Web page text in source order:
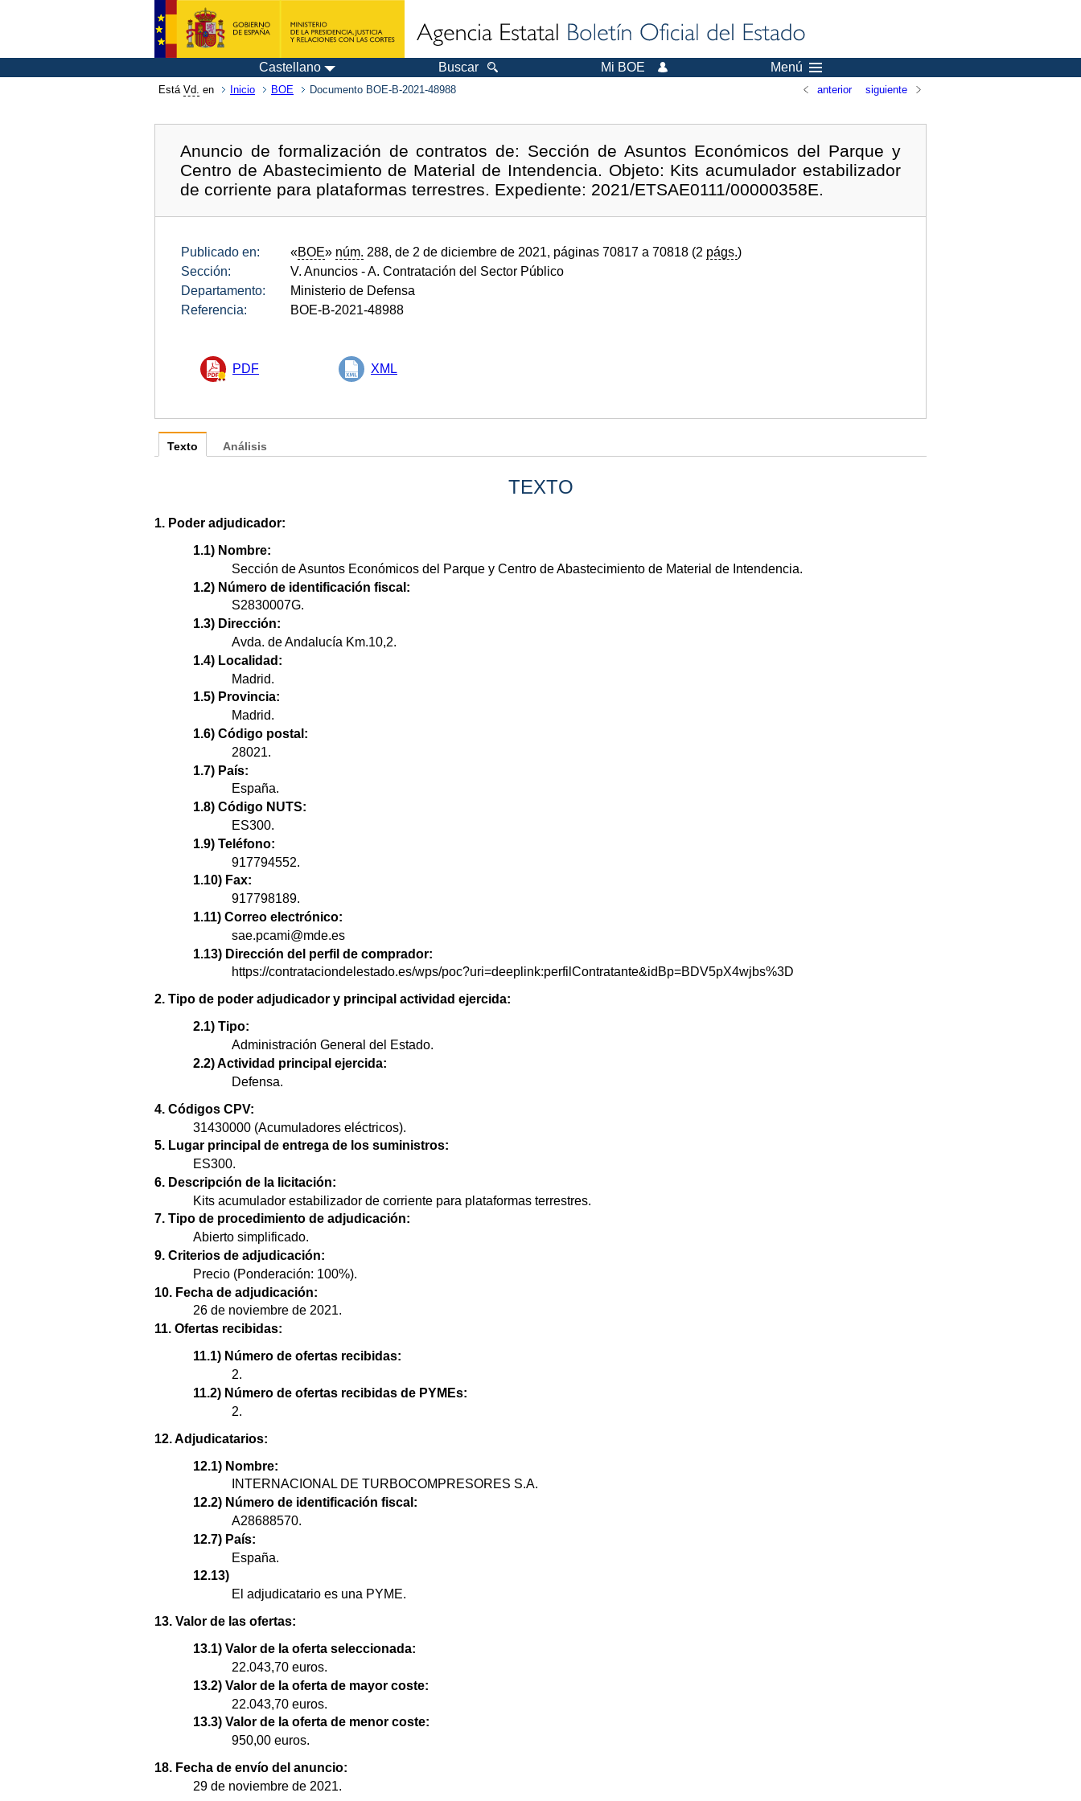
Castellano Buscar Mi BOE Menú
Está Vd. en Inicio BOE Documento BOE-B-2021-48988 anterior siguiente
Anuncio de formalización de contratos de: Sección de Asuntos Económicos del Parque y
Centro de Abastecimiento de Material de Intendencia. Objeto: Kits acumulador estabilizador
de corriente para plataformas terrestres. Expediente: 2021/ETSAE0111/00000358E.
Publicado en: «BOE» núm. 288, de 2 de diciembre de 2021, páginas 70817 a 70818 (2 págs.)
Sección:
V. Anuncios - A. Contratación del Sector Público
Departamento:
Ministerio de Defensa
Referencia:
BOE-B-2021-48988
PDF XML
Texto
TEXTO
1. Poder adjudicador:
1.1) Nombre:
Sección de Asuntos Económicos del Parque y Centro de Abastecimiento de Material de Intendencia.
1.2) Número de identificación fiscal:
S2830007G.
1.3) Dirección:
Avda. de Andalucía Km.10,2.
1.4) Localidad:
Madrid.
1.5) Provincia:
Madrid.
1.6) Código postal:
28021.
1.7) País:
España.
1.8) Código NUTS:
ES300.
1.9) Teléfono:
917794552.
1.10) Fax:
917798189.
1.11) Correo electrónico:
sae.pcami@mde.es
1.13) Dirección del perfil de comprador:
https://contrataciondelestado.es/wps/poc?uri=deeplink:perfilContratante&idBp=BDV5pX4wjbs%3D
2. Tipo de poder adjudicador y principal actividad ejercida:
2.1) Tipo:
Administración General del Estado.
2.2) Actividad principal ejercida:
Defensa.
4. Códigos CPV:
31430000 (Acumuladores eléctricos).
5. Lugar principal de entrega de los suministros:
ES300.
6. Descripción de la licitación:
Kits acumulador estabilizador de corriente para plataformas terrestres.
7. Tipo de procedimiento de adjudicación:
Abierto simplificado.
9. Criterios de adjudicación:
Precio (Ponderación: 100%).
10. Fecha de adjudicación:
26 de noviembre de 2021.
11. Ofertas recibidas:
11.1) Número de ofertas recibidas:
2.
11.2) Número de ofertas recibidas de PYMEs:
2.
12. Adjudicatarios:
12.1) Nombre:
INTERNACIONAL DE TURBOCOMPRESORES S.A.
12.2) Número de identificación fiscal:
A28688570.
12.7) País:
España.
12.13)
El adjudicatario es una PYME.
13. Valor de las ofertas:
13.1) Valor de la oferta seleccionada:
22.043,70 euros.
13.2) Valor de la oferta de mayor coste:
22.043,70 euros.
13.3) Valor de la oferta de menor coste:
950,00 euros.
18. Fecha de envío del anuncio:
29 de noviembre de 2021.
Análisis